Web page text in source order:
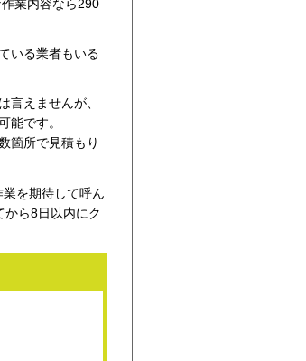
業内容なら290
いる業者もいる
言えませんが、
能です。
箇所で見積もり
を期待して呼ん
ら8日以内にク